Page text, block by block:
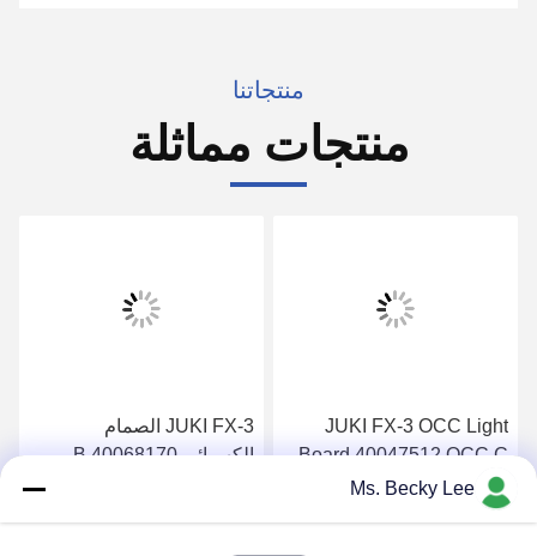
منتجاتنا
منتجات مماثلة
JUKI FX-3 OCC Light
Board 40047512 OCC C
PCB الخفيفة A 40047511
JUKI FX-3 الصمام
الكهربائي B 40068170
Ms. Becky Lee